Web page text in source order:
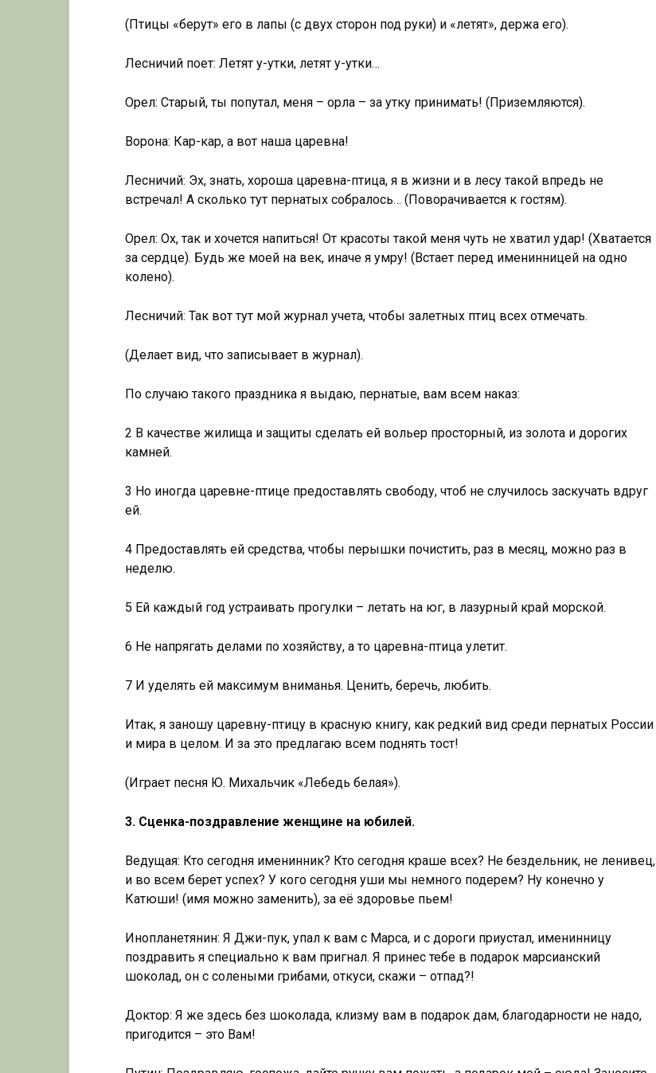
(Птицы «берут» его в лапы (с двух сторон под руки) и «летят», держа его).
Лесничий поет: Летят у-утки, летят у-утки…
Орел: Старый, ты попутал, меня – орла – за утку принимать! (Приземляются).
Ворона: Кар-кар, а вот наша царевна!
Лесничий: Эх, знать, хороша царевна-птица, я в жизни и в лесу такой впредь не
встречал! А сколько тут пернатых собралось… (Поворачивается к гостям).
Орел: Ох, так и хочется напиться! От красоты такой меня чуть не хватил удар! (Хватается
за сердце). Будь же моей на век, иначе я умру! (Встает перед именинницей на одно
колено).
Лесничий: Так вот тут мой журнал учета, чтобы залетных птиц всех отмечать.
(Делает вид, что записывает в журнал).
По случаю такого праздника я выдаю, пернатые, вам всем наказ:
2 В качестве жилища и защиты сделать ей вольер просторный, из золота и дорогих
камней.
3 Но иногда царевне-птице предоставлять свободу, чтоб не случилось заскучать вдруг
ей.
4 Предоставлять ей средства, чтобы перышки почистить, раз в месяц, можно раз в
неделю.
5 Ей каждый год устраивать прогулки – летать на юг, в лазурный край морской.
6 Не напрягать делами по хозяйству, а то царевна-птица улетит.
7 И уделять ей максимум вниманья. Ценить, беречь, любить.
Итак, я заношу царевну-птицу в красную книгу, как редкий вид среди пернатых России
и мира в целом. И за это предлагаю всем поднять тост!
(Играет песня Ю. Михальчик «Лебедь белая»).
3. Сценка-поздравление женщине на юбилей.
Ведущая: Кто сегодня именинник? Кто сегодня краше всех? Не бездельник, не ленивец,
и во всем берет успех? У кого сегодня уши мы немного подерем? Ну конечно у
Катюши! (имя можно заменить), за её здоровье пьем!
Инопланетянин: Я Джи-пук, упал к вам с Марса, и с дороги приустал, именинницу
поздравить я специально к вам пригнал. Я принес тебе в подарок марсианский
шоколад, он с солеными грибами, откуси, скажи – отпад?!
Доктор: Я же здесь без шоколада, клизму вам в подарок дам, благодарности не надо,
пригодится – это Вам!